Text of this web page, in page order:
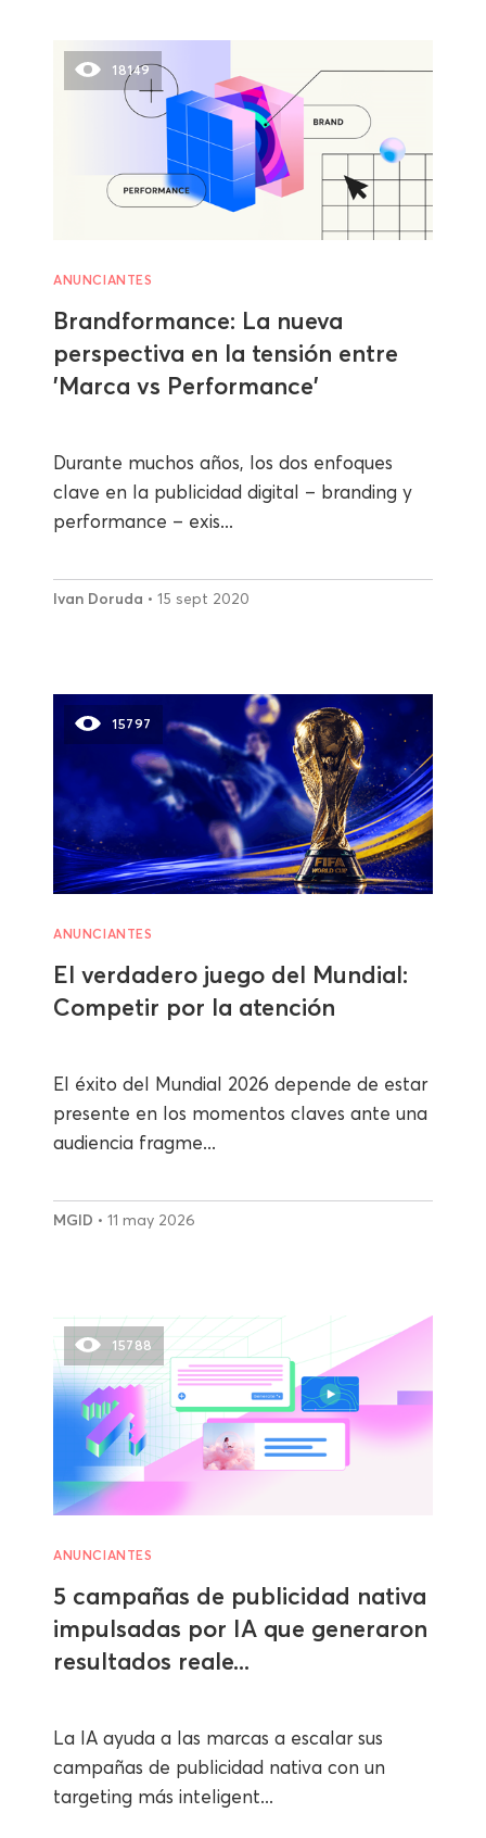
18149
ANUNCIANTES
Brandformance: La nueva
perspectiva en la tensión entre
'Marca vs Performance'
Durante muchos años, los dos enfoques
clave en la publicidad digital – branding y
performance – exis...
Ivan Doruda • 15 sept 2020
15797
ANUNCIANTES
El verdadero juego del Mundial:
Competir por la atención
El éxito del Mundial 2026 depende de estar
presente en los momentos claves ante una
audiencia fragme...
MGID • 11 may 2026
15788
ANUNCIANTES
5 campañas de publicidad nativa
impulsadas por IA que generaron
resultados reale...
La IA ayuda a las marcas a escalar sus
campañas de publicidad nativa con un
targeting más inteligent...